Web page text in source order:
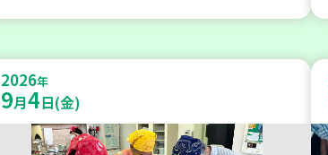
2026年
9月4日(金)